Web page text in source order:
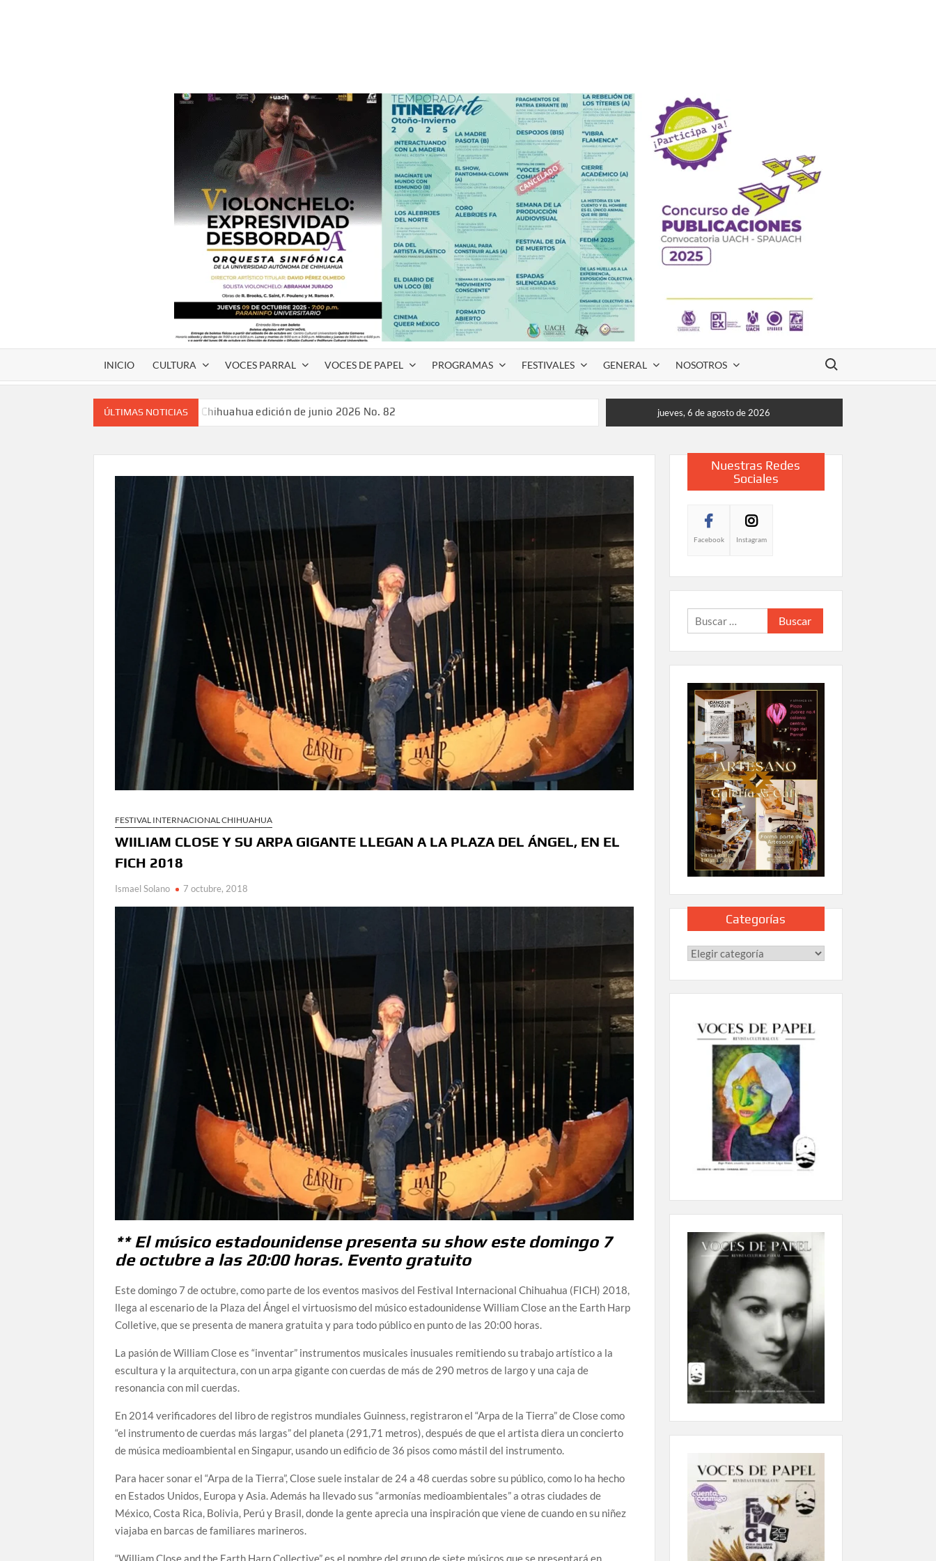
INICIO CULTURA VOCES PARRAL VOCES DE PAPEL PROGRAMAS FESTIVALES GENERAL NOSOTROS
Buscar:
ÚLTIMAS NOTICIAS
Voces de papel Chihuahua edición de junio 2026 No. 82
Voces de papel Parral edición Carlos Montemayor #35
A 18 años de su partida, Teatro Bárbaro rinde homenaje a Víctor Hugo Rascón Banda con Voces en el
Invitan a participar en “Convocatoria UACH-SPAUACH 2026” para publicar textos académicos con sello
Lanza Municipio convocatoria “Chihuahua Deja Huella” para convertir el arte local en identidad
Invitan a descubrir la escena cinematográfica del norte con la muestra “División del Norte: Episodio 2”
en Ciudad Juárez y la capital
Conmemorará Casa Chihuahua el aniversario luctuoso de Miguel Hidalgo
Continúa abierta la convocatoria para el Premio Indígena Literario “Erasmo Palma”
Inaugura Municipio exposición “Horizontes Opuestos” en el Aeropuerto Internacional de Chihuahua
Arranca Ofech su Temporada de Conciertos de Verano con presentaciones gratuitas en Palacio de
Gobierno
Invita Secretaría de Cultura al Festival Omáwari 2026 a celebrarse en Delicias
jueves, 6 de agosto de 2026
FESTIVAL INTERNACIONAL CHIHUAHUA
WIILIAM CLOSE Y SU ARPA GIGANTE LLEGAN A LA PLAZA DEL ÁNGEL, EN EL
FICH 2018
Ismael Solano 7 octubre, 2018
** El músico estadounidense presenta su show este domingo 7
de octubre a las 20:00 horas. Evento gratuito
Este domingo 7 de octubre, como parte de los eventos masivos del Festival Internacional Chihuahua (FICH) 2018,
llega al escenario de la Plaza del Ángel el virtuosismo del músico estadounidense William Close an the Earth Harp
Colletive, que se presenta de manera gratuita y para todo público en punto de las 20:00 horas.
La pasión de William Close es “inventar” instrumentos musicales inusuales remitiendo su trabajo artístico a la
escultura y la arquitectura, con un arpa gigante con cuerdas de más de 290 metros de largo y una caja de
resonancia con mil cuerdas.
En 2014 verificadores del libro de registros mundiales Guinness, registraron el “Arpa de la Tierra” de Close como
“el instrumento de cuerdas más largas” del planeta (291,71 metros), después de que el artista diera un concierto
de música medioambiental en Singapur, usando un edificio de 36 pisos como mástil del instrumento.
Para hacer sonar el “Arpa de la Tierra”, Close suele instalar de 24 a 48 cuerdas sobre su público, como lo ha hecho
en Estados Unidos, Europa y Asia. Además ha llevado sus “armonías medioambientales” a otras ciudades de
México, Costa Rica, Bolivia, Perú y Brasil, donde la gente aprecia una inspiración que viene de cuando en su niñez
viajaba en barcas de familiares marineros.
Nuestras Redes
Sociales
Facebook Instagram
Categorías